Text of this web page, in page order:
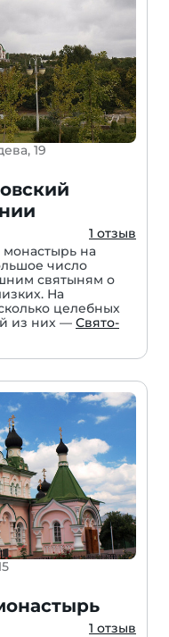
19
1 отзыв
на
число
святыням о
На
целебных
из них — Свято-
1 отзыв